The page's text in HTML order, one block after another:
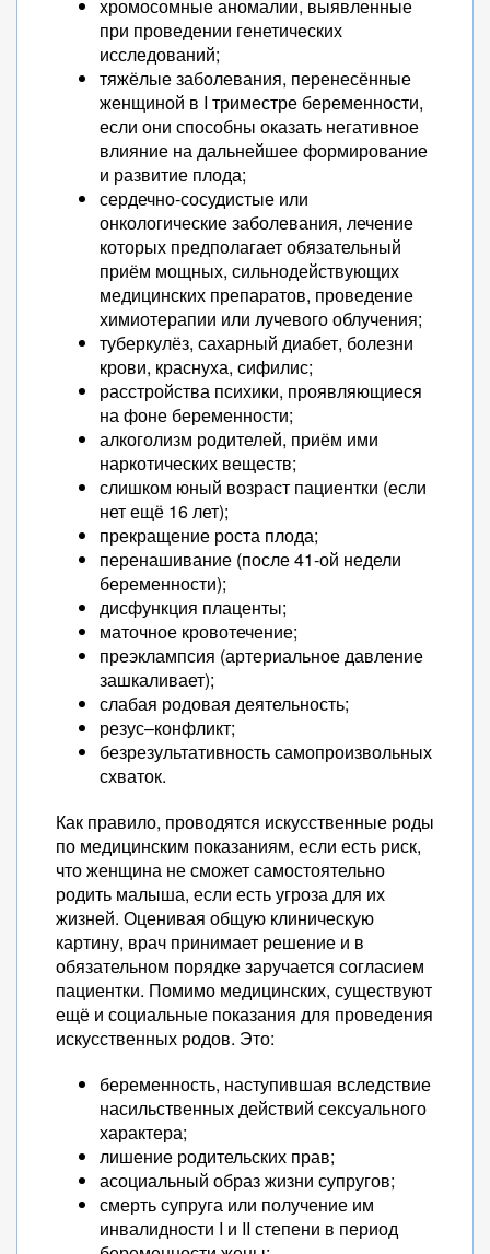
хромосомные аномалии, выявленные
при проведении генетических
исследований;
тяжёлые заболевания, перенесённые
женщиной в I триместре беременности,
если они способны оказать негативное
влияние на дальнейшее формирование
и развитие плода;
сердечно-сосудистые или
онкологические заболевания, лечение
которых предполагает обязательный
приём мощных, сильнодействующих
медицинских препаратов, проведение
химиотерапии или лучевого облучения;
туберкулёз, сахарный диабет, болезни
крови, краснуха, сифилис;
расстройства психики, проявляющиеся
на фоне беременности;
алкоголизм родителей, приём ими
наркотических веществ;
слишком юный возраст пациентки (если
нет ещё 16 лет);
прекращение роста плода;
перенашивание (после 41-ой недели
беременности);
дисфункция плаценты;
маточное кровотечение;
преэклампсия (артериальное давление
зашкаливает);
слабая родовая деятельность;
резус–конфликт;
безрезультативность самопроизвольных
схваток.
Как правило, проводятся искусственные роды
по медицинским показаниям, если есть риск,
что женщина не сможет самостоятельно
родить малыша, если есть угроза для их
жизней. Оценивая общую клиническую
картину, врач принимает решение и в
обязательном порядке заручается согласием
пациентки. Помимо медицинских, существуют
ещё и социальные показания для проведения
искусственных родов. Это:
беременность, наступившая вследствие
насильственных действий сексуального
характера;
лишение родительских прав;
асоциальный образ жизни супругов;
смерть супруга или получение им
инвалидности I и II степени в период